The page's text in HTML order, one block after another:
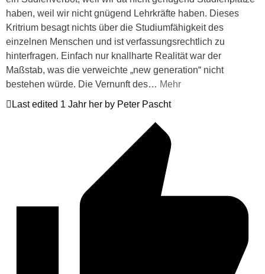
haben, weil wir nicht gnügend Lehrkräfte haben. Dieses
Kritrium besagt nichts über die Studiumfähigkeit des
einzelnen Menschen und ist verfassungsrechtlich zu
hinterfragen. Einfach nur knallharte Realität war der
Maßstab, was die verweichte „new generation“ nicht
bestehen würde. Die Vernunft des… Mehr
Last edited 1 Jahr her by Peter Pascht